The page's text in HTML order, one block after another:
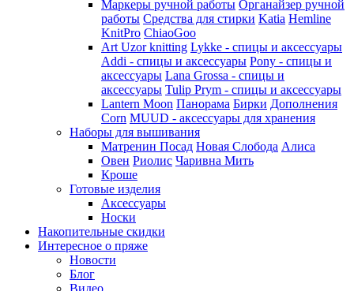
Маркеры ручной работы Органайзер ручной
работы Средства для стирки Katia Hemline
KnitPro ChiaoGoo
Art Uzor knitting Lykke - спицы и аксессуары
Addi - спицы и аксессуары Pony - спицы и
аксессуары Lana Grossa - спицы и
аксессуары Tulip Prym - спицы и аксессуары
Lantern Moon Панорама Бирки Дополнения
Corn MUUD - аксессуары для хранения
Наборы для вышивания
Матренин Посад Новая Слобода Алиса
Овен Риолис Чаривна Мить
Кроше
Готовые изделия
Аксессуары
Носки
Накопительные скидки
Интересное о пряже
Новости
Блог
Видео